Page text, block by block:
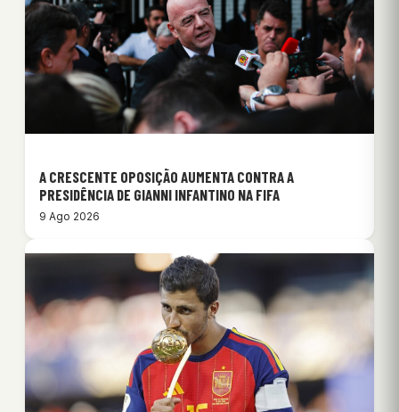
A CRESCENTE OPOSIÇÃO AUMENTA CONTRA A
PRESIDÊNCIA DE GIANNI INFANTINO NA FIFA
9 Ago 2026